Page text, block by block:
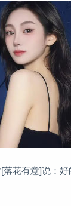
落花有意]说：